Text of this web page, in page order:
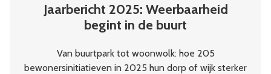
Jaarbericht 2025: Weerbaarheid
begint in de buurt
Van buurtpark tot woonwolk: hoe 205
bewonersinitiatieven in 2025 hun dorp of wijk sterker